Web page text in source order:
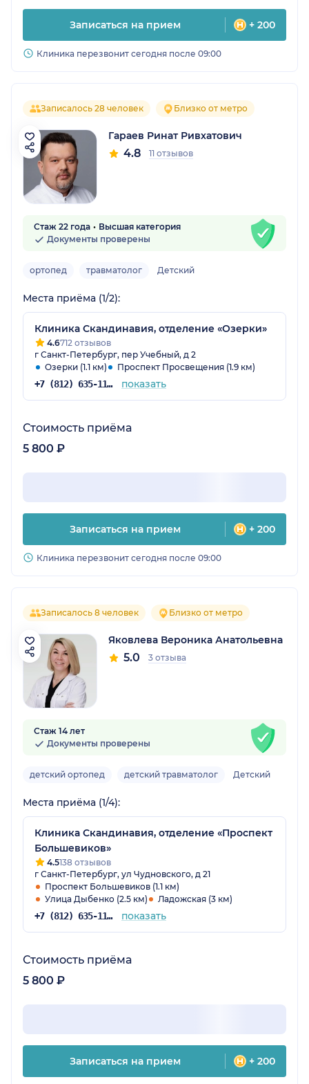
Записаться на прием + 200
Клиника перезвонит сегодня после 09:00
Записалось 28 человек Близко от метро
Гараев Ринат Ривхатович
4.8 11 отзывов
Стаж 22 года
Высшая категория
Документы проверены
ортопед травматолог Детский
Места приёма (1/2):
Клиника Скандинавия, отделение «Озерки»
4.6712 отзывов
г Санкт-Петербург, пер Учебный, д 2
Озерки (1.1 км)
Проспект Просвещения (1.9 км)
+7 (812) 635-11-79 показать
Стоимость приёма
5 800 ₽
Записаться на прием + 200
Клиника перезвонит сегодня после 09:00
Записалось 8 человек Близко от метро
Яковлева Вероника Анатольевна
5.0 3 отзыва
Стаж 14 лет
Документы проверены
детский ортопед детский травматолог Детский
Места приёма (1/4):
Клиника Скандинавия, отделение «Проспект
Большевиков»
4.5138 отзывов
г Санкт-Петербург, ул Чудновского, д 21
Проспект Большевиков (1.1 км)
Улица Дыбенко (2.5 км)
Ладожская (3 км)
+7 (812) 635-11-79 показать
Стоимость приёма
5 800 ₽
Записаться на прием + 200